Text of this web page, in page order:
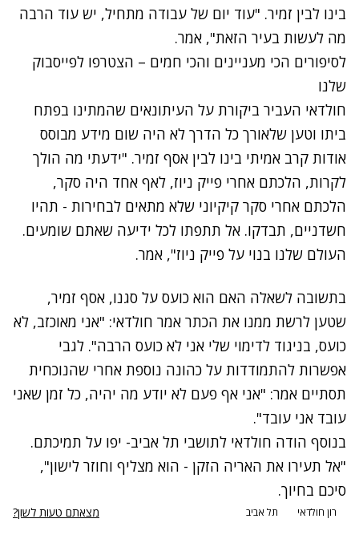
בינו לבין זמיר. "עוד יום של עבודה מתחיל, יש עוד הרבה
מה לעשות בעיר הזאת", אמר.
לסיפורים הכי מעניינים והכי חמים – הצטרפו לפייסבוק
שלנו
חולדאי העביר ביקורת על העיתונאים שהמתינו בפתח
ביתו וטען שלאורך כל הדרך לא היה שום מידע מבוסס
אודות קרב אמיתי בינו לבין אסף זמיר. "ידעתי מה הולך
לקרות, הלכתם אחרי פייק ניוז, לאף אחד היה סקר,
הלכתם אחרי סקר קיקיוני שלא מתאים לבחירות - תהיו
חשדניים, תבדקו. אל תתפתו לכל ידיעה שאתם שומעים.
העולם שלנו בנוי על פייק ניוז", אמר.
בתשובה לשאלה האם הוא כועס על סגנו, אסף זמיר,
שטען לרשת ממנו את הכתר אמר חולדאי: "אני מאוכזב, לא
כועס, בניגוד לדימוי שלי אני לא כועס הרבה". לגבי
אפשרות להתמודדות על כהונה נוספת אחרי שהנוכחית
תסתיים אמר: "אני אף פעם לא יודע מה יהיה, כל זמן שאני
עובד אני עובד".
בנוסף הודה חולדאי לתושבי תל אביב- יפו על תמיכתם.
"אל תעירו את האריה הזקן - הוא מצליף וחוזר לישון",
סיכם בחיוך.
רון חולדאי תל אביב מצאתם טעות לשון?